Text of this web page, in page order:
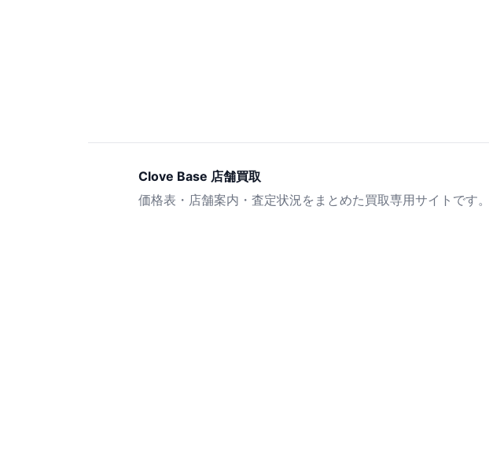
Clove Base 店舗買取
価格表・店舗案内・査定状況をまとめた買取専用サイトです。